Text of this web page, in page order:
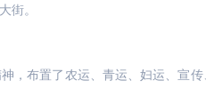
。
，布置了农运、青运、妇运、宣